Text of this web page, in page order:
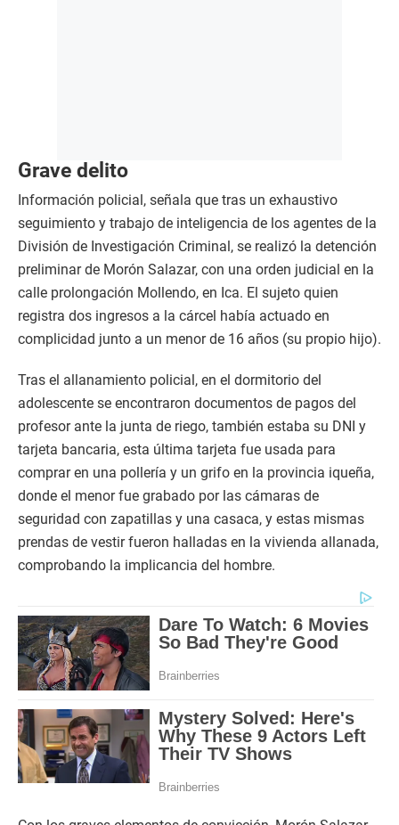
Grave delito
Información policial, señala que tras un exhaustivo
seguimiento y trabajo de inteligencia de los agentes de la
División de Investigación Criminal, se realizó la detención
preliminar de Morón Salazar, con una orden judicial en la
calle prolongación Mollendo, en Ica. El sujeto quien
registra dos ingresos a la cárcel había actuado en
complicidad junto a un menor de 16 años (su propio hijo).
Tras el allanamiento policial, en el dormitorio del
adolescente se encontraron documentos de pagos del
profesor ante la junta de riego, también estaba su DNI y
tarjeta bancaria, esta última tarjeta fue usada para
comprar en una pollería y un grifo en la provincia iqueña,
donde el menor fue grabado por las cámaras de
seguridad con zapatillas y una casaca, y estas mismas
prendas de vestir fueron halladas en la vivienda allanada,
comprobando la implicancia del hombre.